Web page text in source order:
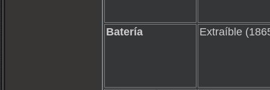
Batería Extraíble